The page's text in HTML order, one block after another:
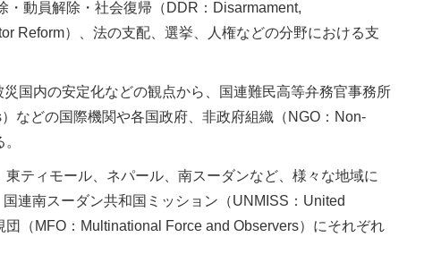
・動員解除・社会復帰（DDR：Disarmament,
Reform）、法の支配、選挙、人権などの分野における支
国内の安定化などの観点から、国連難民高等弁務官事務所
などの国際機関や各国政府、非政府組織（NGO：Non-
ティモール、ネパール、南スーダンなど、様々な地域に
連南スーダン共和国ミッション（UNMISS：United
（MFO：Multinational Force and Observers）にそれぞれ